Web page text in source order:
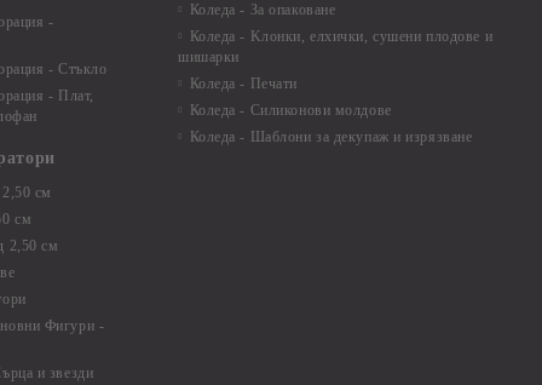
-
- Стъкло
- Плат,
см
см
2,50 см
Фигури -
и звезди
Коледа - За опаковане
Коледа - Kлонки, елхички, сушени плодове и
шишарки
Коледа - Печати
Коледа - Силиконови молдове
Коледа - Шаблони за декупаж и изрязване